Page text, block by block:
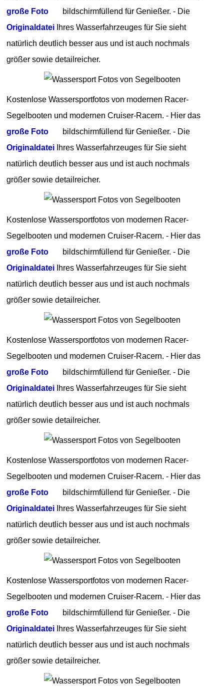
große Foto
bildschirmfüllend für Genießer. - Die
Originaldatei Ihres Wasserfahrzeuges für Sie sieht
natürlich deutlich besser aus und ist auch nochmals
größer sowie detailreicher.
Kostenlose Wassersportfotos von modernen Racer-
Segelbooten und modernen Cruiser-Racern. - Hier das
große Foto
bildschirmfüllend für Genießer. - Die
Originaldatei Ihres Wasserfahrzeuges für Sie sieht
natürlich deutlich besser aus und ist auch nochmals
größer sowie detailreicher.
Kostenlose Wassersportfotos von modernen Racer-
Segelbooten und modernen Cruiser-Racern. - Hier das
große Foto
bildschirmfüllend für Genießer. - Die
Originaldatei Ihres Wasserfahrzeuges für Sie sieht
natürlich deutlich besser aus und ist auch nochmals
größer sowie detailreicher.
Kostenlose Wassersportfotos von modernen Racer-
Segelbooten und modernen Cruiser-Racern. - Hier das
große Foto
bildschirmfüllend für Genießer. - Die
Originaldatei Ihres Wasserfahrzeuges für Sie sieht
natürlich deutlich besser aus und ist auch nochmals
größer sowie detailreicher.
Kostenlose Wassersportfotos von modernen Racer-
Segelbooten und modernen Cruiser-Racern. - Hier das
große Foto
bildschirmfüllend für Genießer. - Die
Originaldatei Ihres Wasserfahrzeuges für Sie sieht
natürlich deutlich besser aus und ist auch nochmals
größer sowie detailreicher.
Kostenlose Wassersportfotos von modernen Racer-
Segelbooten und modernen Cruiser-Racern. - Hier das
große Foto
bildschirmfüllend für Genießer. - Die
Originaldatei Ihres Wasserfahrzeuges für Sie sieht
natürlich deutlich besser aus und ist auch nochmals
größer sowie detailreicher.